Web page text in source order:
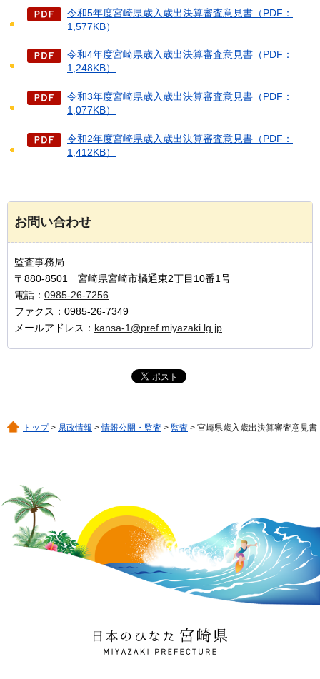
令和5年度宮崎県歳入歳出決算審査意見書（PDF：
1,577KB）
令和4年度宮崎県歳入歳出決算審査意見書（PDF：
1,248KB）
令和3年度宮崎県歳入歳出決算審査意見書（PDF：
1,077KB）
令和2年度宮崎県歳入歳出決算審査意見書（PDF：
1,412KB）
お問い合わせ
監査事務局
〒880-8501 宮崎県宮崎市橘通東2丁目10番1号
電話： 0985-26-7256
ファクス：0985-26-7349
メールアドレス： kansa-1@pref.miyazaki.lg.jp
トップ> 県政情報 >情報公開・監査 > 監査 > 宮崎県歳入歳出決算審査意見書
日本のひなた 宮崎県
MIYAZAKI PREFECTURE